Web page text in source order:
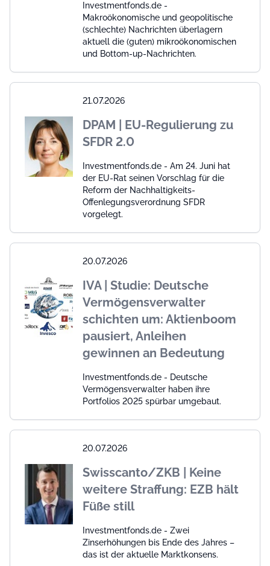
Investmentfonds.de -
Makroökonomische und geopolitische
(schlechte) Nachrichten überlagern
aktuell die (guten) mikroökonomischen
und Bottom-up-Nachrichten.
21.07.2026
DPAM | EU-Regulierung zu
SFDR 2.0
Investmentfonds.de - Am 24. Juni hat
der EU-Rat seinen Vorschlag für die
Reform der Nachhaltigkeits-
Offenlegungsverordnung SFDR
vorgelegt.
20.07.2026
IVA | Studie: Deutsche
Vermögensverwalter
schichten um: Aktienboom
pausiert, Anleihen
gewinnen an Bedeutung
Investmentfonds.de - Deutsche
Vermögensverwalter haben ihre
Portfolios 2025 spürbar umgebaut.
20.07.2026
Swisscanto/ZKB | Keine
weitere Straffung: EZB hält
Füße still
Investmentfonds.de - Zwei
Zinserhöhungen bis Ende des Jahres –
das ist der aktuelle Marktkonsens.